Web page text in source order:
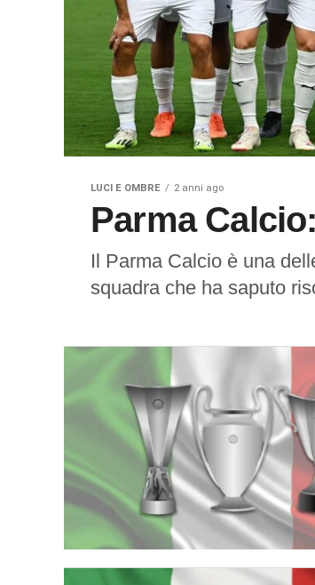
LUCI E OMBRE 2 anni ago
Parma
Il Parma Calcio è una
squadra che ha saputo